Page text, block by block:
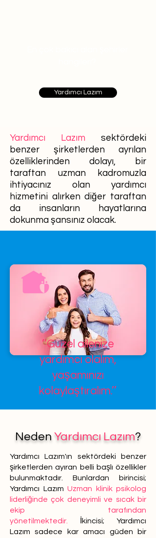
Yardımcı Lazım
Yardımcı Lazım sektördeki
benzer şirketlerden ayrılan
özelliklerinden dolayı, bir
taraftan uzman kadromuzla
ihtiyacınız olan yardımcı
hizmetini alırken diğer taraftan
da insanların hayatlarına
dokunma şansınız olacak.
’’Güzel ailenize
yardımcı olalım,
yaşamınızı
kolaylaştıralım.’’
Neden Yardımcı Lazım?
Yardımcı Lazım'ın sektördeki benzer
şirketlerden ayıran belli başlı özellikler
bulunmaktadır. Bunlardan birincisi;
Yardımcı Lazım Uzman klinik psikolog
liderliğinde çok deneyimli ve sıcak bir
ekip tarafından
yönetilmektedir.
İkincisi; Yardımcı
Lazım sadece kar amacı güden bir